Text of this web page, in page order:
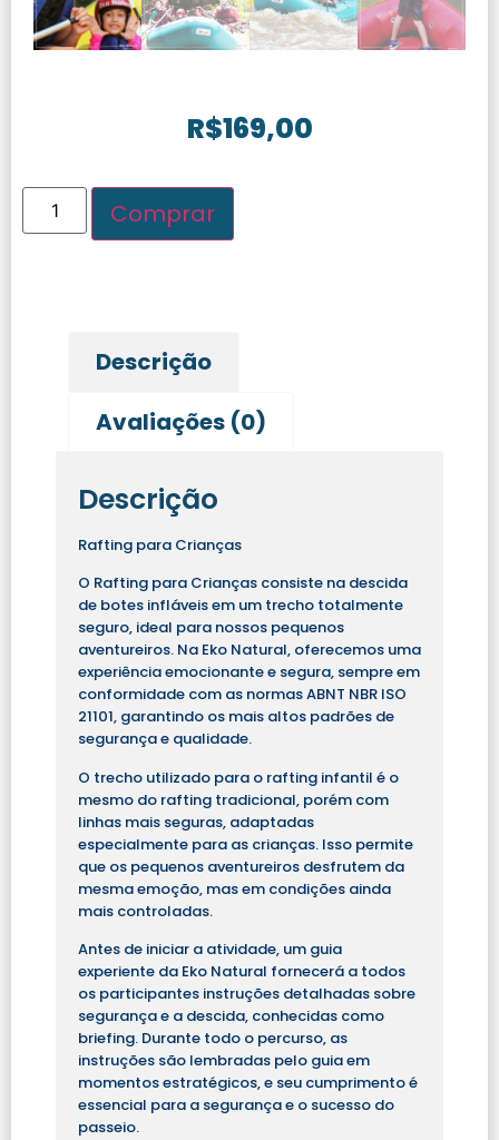
R$169,00
Comprar
Descrição
Avaliações (0)
Descrição
Rafting para Crianças
O Rafting para Crianças consiste na descida
de botes infláveis em um trecho totalmente
seguro, ideal para nossos pequenos
aventureiros. Na Eko Natural, oferecemos uma
experiência emocionante e segura, sempre em
conformidade com as normas ABNT NBR ISO
21101, garantindo os mais altos padrões de
segurança e qualidade.
O trecho utilizado para o rafting infantil é o
mesmo do rafting tradicional, porém com
linhas mais seguras, adaptadas
especialmente para as crianças. Isso permite
que os pequenos aventureiros desfrutem da
mesma emoção, mas em condições ainda
mais controladas.
Antes de iniciar a atividade, um guia
experiente da Eko Natural fornecerá a todos
os participantes instruções detalhadas sobre
segurança e a descida, conhecidas como
briefing. Durante todo o percurso, as
instruções são lembradas pelo guia em
momentos estratégicos, e seu cumprimento é
essencial para a segurança e o sucesso do
passeio.